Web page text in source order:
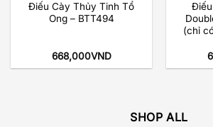
Điếu Cày Thủy Tinh Tổ
Ong – BTT494
668,000VND
(chỉ
SHOP ALL